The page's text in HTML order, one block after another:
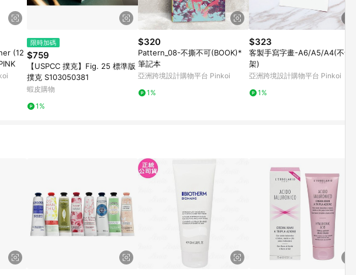
(12
限時加碼
$759
【USPCC 撲克】Fig. 25 標準版
撲克 S103050381
蝦皮購物
1%
$320
Pattern_08-不撕不可(BOOK)*
筆記本
亞洲跨境設計購物平台 Pinkoi
1%
$323
客製手寫字畫-A6/A5/A4(不含相
架)
亞洲跨境設計購物平台 Pinkoi
1%